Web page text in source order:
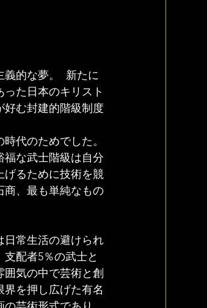
的な夢。  新たに
た日本のキリスト
む封建的階級制度
代のためでした。
な武士階級は自分
げるために技術を競
商、最も単純なもの
日常生活の避けられ
配者5％の武士と
気の中で芸術と創
を押し広げた有名